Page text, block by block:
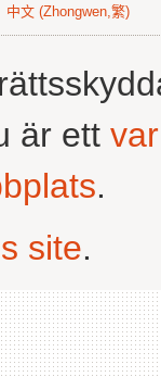
中文 (Zhongwen,繁)
är ett
.
site.